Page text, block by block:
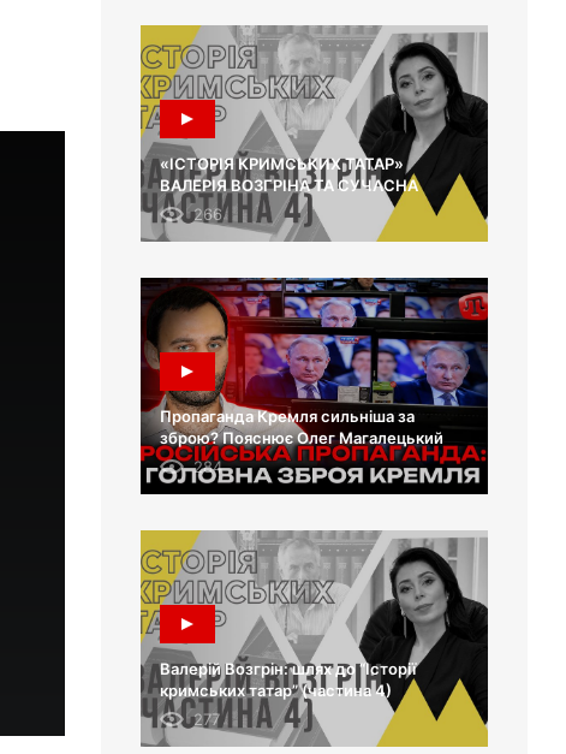
«ІСТОРІЯ КРИМСЬКИХ ТАТАР»
ВАЛЕРІЯ ВОЗГРІНА ТА СУЧАСНА
ОСВІТА
266
Пропаганда Кремля сильніша за
зброю? Пояснює Олег Магалецький
284
Валерій Возгрін: шлях до “Історії
кримських татар” (частина 4)
277